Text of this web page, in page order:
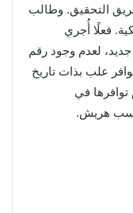
التحقيق. وطالب
فعلًا أُجري
لعدم وجود رقم
علب بذات تاريخ
توافرها في
هريش.